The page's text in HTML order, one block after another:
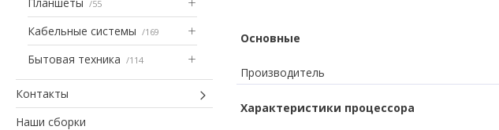
55
Кабельные системы 169
Бытовая техника 114
Контакты
Наши сборки
Основные
Производитель
Характеристики процессора